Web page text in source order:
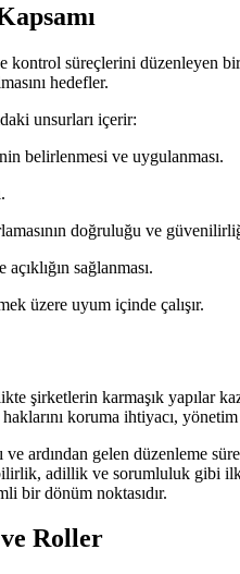
süreçlerini düzenleyen
hedefler.
unsurları içerir:
belirlenmesi ve uygulanması.
doğruluğu ve
sağlanması.
üzere uyum içinde çalışır.
karmaşık yapılar
koruma ihtiyacı,
ardından gelen düzenleme
adillik ve sorumluluk gibi
bir dönüm noktasıdır.
Roller